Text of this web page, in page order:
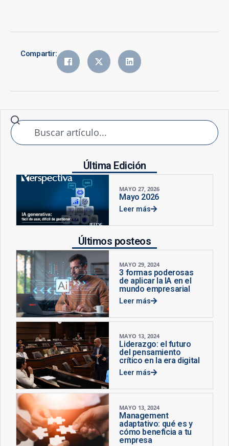
Compartir:
Última Edición
MAYO 27, 2026
Mayo 2026
Leer más
Últimos posteos
MAYO 29, 2024
3 formas poderosas
de aplicar la IA en el
mundo empresarial
Leer más
MAYO 13, 2024
Liderazgo: el futuro
del pensamiento
crítico en la era digital
Leer más
MAYO 13, 2024
Management
adaptativo: qué es y
cómo beneficia a tu
empresa